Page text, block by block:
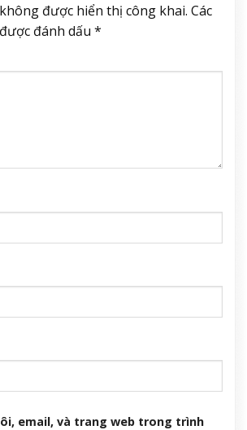
được hiển thị công khai. Các
đánh dấu *
email, và trang web trong trình